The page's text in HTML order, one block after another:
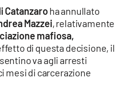
Catanzaroha annullato
Mazzei, relativamente
mafiosa,
di questa decisione, il
va agli arresti
mesi di carcerazione